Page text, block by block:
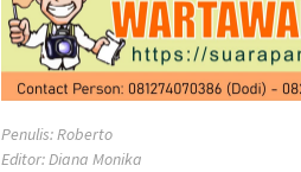
Penulis: Roberto
Editor: Diana Monika